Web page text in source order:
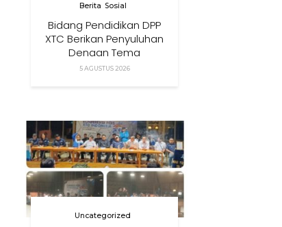
Berita Sosial
Bidang Pendidikan DPP
XTC Berikan Penyuluhan
Dengan Tema
Membangun Peran
5 AGUSTUS 2026
Uncategorized